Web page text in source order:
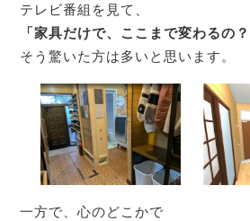
テレビ番組を見て、
「家具だけで、ここまで変わるの？
そう驚いた方は多いと思います。
一方で、心のどこかで